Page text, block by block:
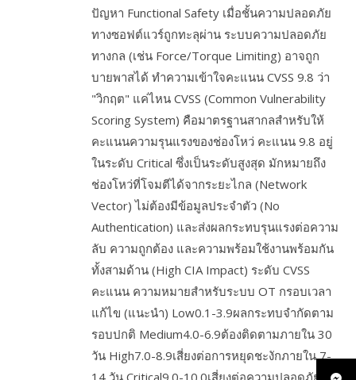
ปัญหา Functional Safety เมื่อชั้นความปลอดภัย
ทางซอฟต์แวร์ถูกทะลุผ่าน ระบบความปลอดภัย
ทางกล (เช่น Force/Torque Limiting) อาจถูก
บายพาสได้ ทำความเข้าใจคะแนน CVSS 9.8 ว่า
"วิกฤต" แค่ไหน CVSS (Common Vulnerability
Scoring System) คือมาตรฐานสากลสำหรับให้
คะแนนความรุนแรงของช่องโหว่ คะแนน 9.8 อยู่
ในระดับ Critical ซึ่งเป็นระดับสูงสุด มักหมายถึง
ช่องโหว่ที่โจมตีได้จากระยะไกล (Network
Vector) ไม่ต้องมีข้อมูลประจำตัว (No
Authentication) และส่งผลกระทบรุนแรงต่อความ
ลับ ความถูกต้อง และความพร้อมใช้งานพร้อมกัน
ทั้งสามด้าน (High CIA Impact) ระดับ CVSS
คะแนน ความหมายสำหรับระบบ OT กรอบเวลา
แก้ไข (แนะนำ) Low0.1-3.9ผลกระทบจำกัดตาม
รอบปกติ Medium4.0-6.9ต้องติดตามภายใน 30
วัน High7.0-8.9เสี่ยงต่อการหยุดชะงักภายใน 7-
14 วัน Critical9.0-10.0เสี่ยงต่อความปลอดภัย